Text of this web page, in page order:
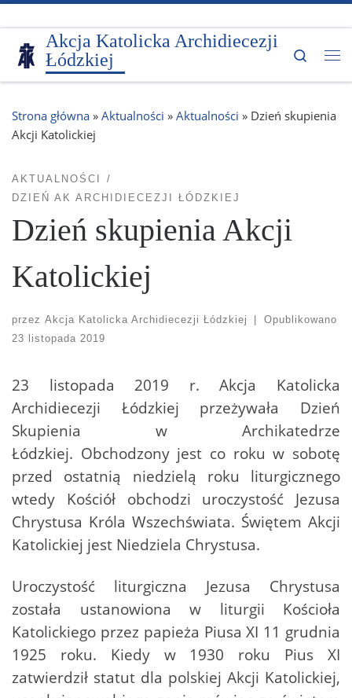
Przejdź do treści
Akcja Katolicka Archidiecezji
Łódzkiej
Search
Strona główna » Aktualności » Aktualności » Dzień skupienia
Akcji Katolickiej
AKTUALNOŚCI
DZIEŃ AK ARCHIDIECEZJI ŁÓDZKIEJ
Dzień skupienia Akcji
Katolickiej
przez Akcja Katolicka Archidiecezji Łódzkiej
Opublikowano
23 listopada 2019
23 listopada 2019 r. Akcja Katolicka
Archidiecezji Łódzkiej przeżywała Dzień
Skupienia w Archikatedrze
Łódzkiej. Obchodzony jest co roku w sobotę
przed ostatnią niedzielą roku liturgicznego
wtedy Kościół obchodzi uroczystość Jezusa
Chrystusa Króla Wszechświata. Świętem Akcji
Katolickiej jest Niedziela Chrystusa.
Uroczystość liturgiczna Jezusa Chrystusa
została ustanowiona w liturgii Kościoła
Katolickiego przez papieża Piusa XI 11 grudnia
1925 roku. Kiedy w 1930 roku Pius XI
zatwierdził statut dla polskiej Akcji Katolickiej,